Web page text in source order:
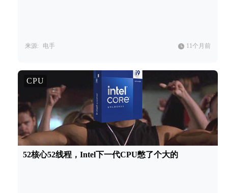
来源: 电手 11个月前
CPU
52核心52线程，Intel下一代CPU憋了个大的